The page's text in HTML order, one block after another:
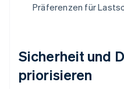
Präferenzen für
Sicherheit und
priorisieren